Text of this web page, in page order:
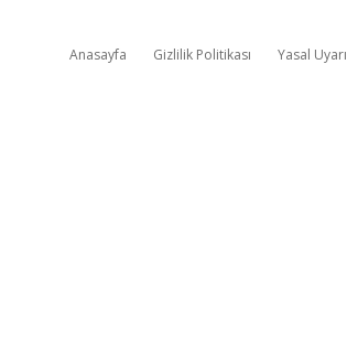
Anasayfa Gizlilik Politikası Yasal Uyarı